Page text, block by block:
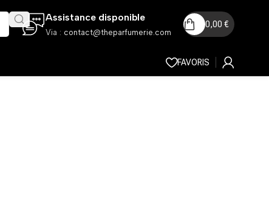
Assistance disponible
Via : contact@theparfumerie.com
0,00 €
FAVORIS